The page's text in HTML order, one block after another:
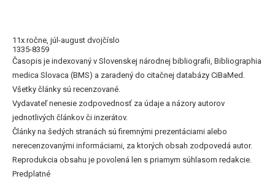
11x ročne, júl-august dvojčíslo
1335-8359
Časopis je indexovaný v Slovenskej národnej bibliografii, Bibliographia
medica Slovaca (BMS) a zaradený do citačnej databázy CiBaMed.
Všetky články sú recenzované.
Vydavateľ nenesie zodpovednosť za údaje a názory autorov
jednotlivých článkov či inzerátov.
Články na šedých stranách sú firemnými prezentáciami alebo
nerecenzovanými informáciami, za ktorých obsah zodpovedá autor.
Reprodukcia obsahu je povolená len s priamym súhlasom redakcie.
Predplatné